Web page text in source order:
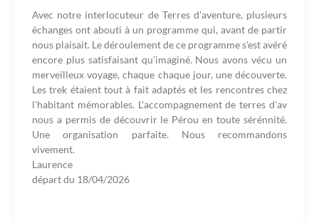
Avec notre interlocuteur de Terres d'aventure, plusieurs
échanges ont abouti à un programme qui, avant de partir
nous plaisait. Le déroulement de ce programme s'est avéré
encore plus satisfaisant qu'imaginé. Nous avons vécu un
merveilleux voyage, chaque chaque jour, une découverte.
Les trek étaient tout à fait adaptés et les rencontres chez
l'habitant mémorables. L'accompagnement de terres d'av
nous a permis de découvrir le Pérou en toute sérénnité.
Une organisation parfaite. Nous recommandons
vivement.
Laurence
départ du 18/04/2026